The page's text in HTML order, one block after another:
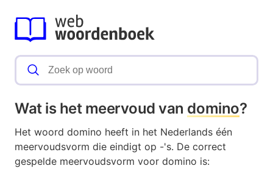
Wat is het meervoud van domino?
Het woord domino heeft in het Nederlands één
meervoudsvorm die eindigt op -'s. De correct
gespelde meervoudsvorm voor domino is: